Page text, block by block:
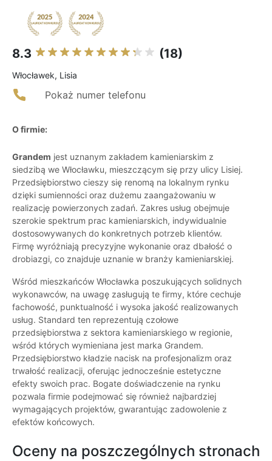
8.3 (18)
Włocławek, Lisia
Pokaż numer telefonu
O firmie:
Grandem jest uznanym zakładem kamieniarskim z
siedzibą we Włocławku, mieszczącym się przy ulicy Lisiej.
Przedsiębiorstwo cieszy się renomą na lokalnym rynku
dzięki sumienności oraz dużemu zaangażowaniu w
realizację powierzonych zadań. Zakres usług obejmuje
szerokie spektrum prac kamieniarskich, indywidualnie
dostosowywanych do konkretnych potrzeb klientów.
Firmę wyróżniają precyzyjne wykonanie oraz dbałość o
drobiazgi, co znajduje uznanie w branży kamieniarskiej.
Wśród mieszkańców Włocławka poszukujących solidnych
wykonawców, na uwagę zasługują te firmy, które cechuje
fachowość, punktualność i wysoka jakość realizowanych
usług. Standard ten reprezentują czołowe
przedsiębiorstwa z sektora kamieniarskiego w regionie,
wśród których wymieniana jest marka Grandem.
Przedsiębiorstwo kładzie nacisk na profesjonalizm oraz
trwałość realizacji, oferując jednocześnie estetyczne
efekty swoich prac. Bogate doświadczenie na rynku
pozwala firmie podejmować się również najbardziej
wymagających projektów, gwarantując zadowolenie z
efektów końcowych.
Oceny na poszczególnych stronach